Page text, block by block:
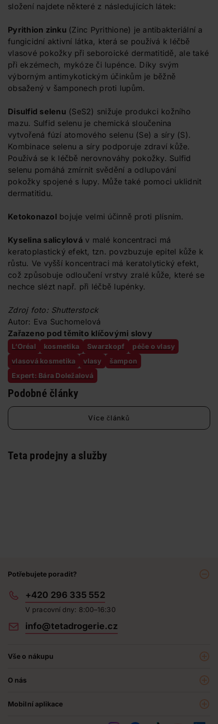
složení najdete některé z následujících látek:
Pyrithion zinku (Zinc Pyrithione) je antibakteriální a
fungicidní aktivní látka, která se používá k léčbě
vlasové pokožky při seboroické dermatitidě, ale také
při ekzémech, mykóze či lupénce. Díky svým
výborným antimykotickým účinkům je běžně
obsažený v šamponech proti lupům.
Disulfid selenu (SeS2) snižuje produkci kožního
mazu. Sulfid selenu je chemická sloučenina
vytvořená fúzí atomového selenu (Se) a síry (S).
Kombinace selenu a síry podporuje zdraví kůže.
Používá se k léčbě nerovnováhy pokožky. Sulfid
selenu pomáhá zmírnit svědění a odlupování
pokožky spojené s lupy. Může také pomoci uklidnit
dermatitidu.
Ketokonazol bojuje velmi účinně proti plísním.
Kyselina salicylová v malé koncentraci má
keratoplastický efekt, tzn. povzbuzuje epitel kůže k
růstu. Ve vyšší koncentraci má keratolytický efekt,
což způsobuje odloučení vrstvy zralé kůže, které se
nechce slézt např. při léčbě lupénky.
Zdroj foto: Shutterstock
Autor: Eva Suchomelová
Zařazeno pod těmito klíčovými slovy
L‘Oréal kosmetika Swarzkopf
péče o vlasy
vlasová kosmetika
vlasy
šampon
Expert: Bára Doležalová
Podobné články
Více článků
Teta prodejny a služby
Potřebujete poradit?
+420 296 335 552
V pracovní dny: 8:00–16:30
info@tetadrogerie.cz
Vše o nákupu
Prodejny
O nás
Mobilní aplikace